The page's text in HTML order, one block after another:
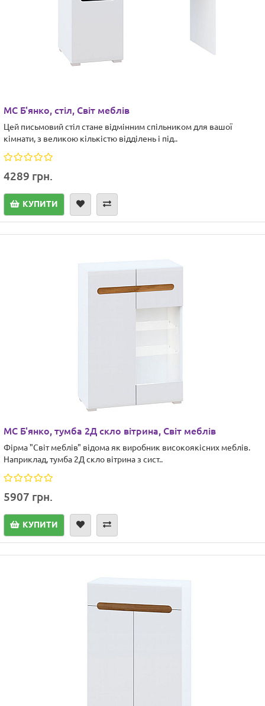
МС Б'янко, стіл, Світ меблів
Цей письмовий стіл стане відмінним спільником для вашої
кімнати, з великою кількістю відділень і під..
4289 грн.
КУПИТИ
МС Б'янко, тумба 2Д скло вітрина, Світ меблів
Фірма "Світ меблів" відома як виробник високоякісних меблів.
Наприклад, тумба 2Д скло вітрина з сист..
5907 грн.
КУПИТИ